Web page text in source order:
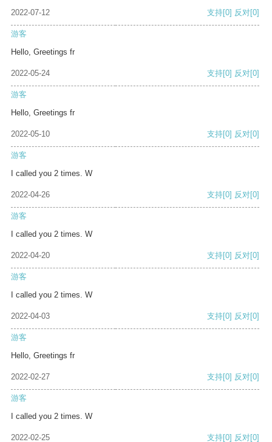
2022-07-12 支持[0] 反对[0]
游客
Hello, Greetings fr
2022-05-24 支持[0] 反对[0]
游客
Hello, Greetings fr
2022-05-10 支持[0] 反对[0]
游客
I called you 2 times. W
2022-04-26 支持[0] 反对[0]
游客
I called you 2 times. W
2022-04-20 支持[0] 反对[0]
游客
I called you 2 times. W
2022-04-03 支持[0] 反对[0]
游客
Hello, Greetings fr
2022-02-27 支持[0] 反对[0]
游客
I called you 2 times. W
2022-02-25 支持[0] 反对[0]